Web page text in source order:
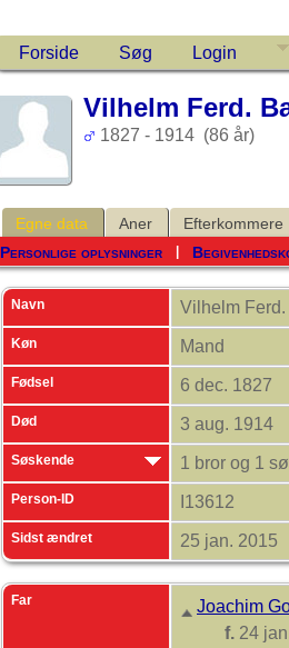
Forside Søg Login
Vilhelm Ferd.
1827 - 1914 (86 år)
Egne data Aner Efterkommere
Personlige oplysninger
Navn Vilhelm Ferd.
Køn Mand
Fødsel 6 dec. 1827
Død 3 aug. 1914
Søskende 1 bror og 1
Person-ID I13612
Sidst ændret 25 jan. 2015
Far
Joachim
f. 24